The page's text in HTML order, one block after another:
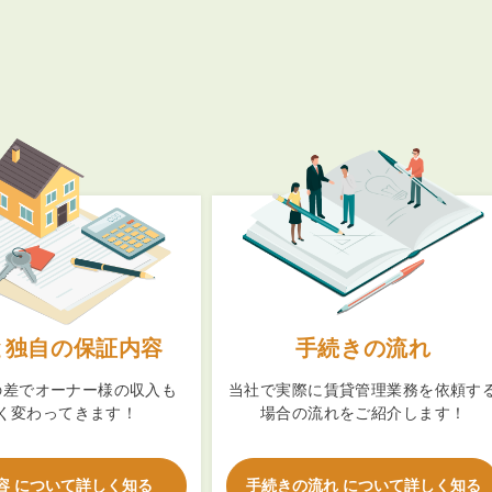
自の保証内容
でオーナー様の収入も
変わってきます！
について詳しく知る
手続きの流れ
当社で実際に賃貸管理業務を依頼す
場合の流れをご紹介します！
手続きの流れ について詳しく知る